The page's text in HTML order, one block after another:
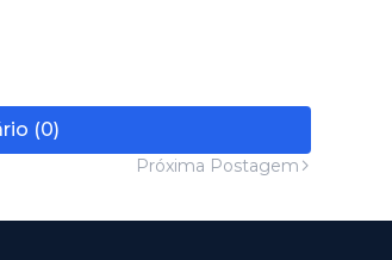
(0)
Próxima Postagem